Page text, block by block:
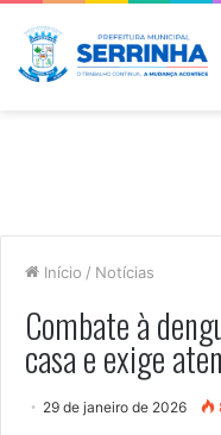
Início / Notícias
Combate à
casa e exige
29 de janeiro de 2026